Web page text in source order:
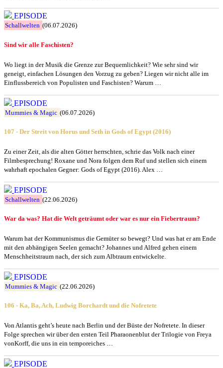
EPISODE
Schallwelten (06.07.2026)
Sind wir alle Faschisten?
Wo liegt in der Musik die Grenze zur Bequemlichkeit? Wie sehr sind wir
geneigt, einfachen Lösungen den Vorzug zu geben? Liegen wir nicht alle im
Einflussbereich von Populisten und Faschisten? Warum …
EPISODE
Mummies & Magic (06.07.2026)
107 - Der Streit von Horus und Seth in Gods of Egypt (2016)
Zu einer Zeit, als die alten Götter herrschten, schrie das Volk nach einer
Filmbesprechung! Roxane und Nora folgen dem Ruf und stellen sich einem
wahrhaft epochalen Gegner: Gods of Egypt (2016). Alex …
EPISODE
Schallwelten (22.06.2026)
War da was? Hat die Welt geträumt oder war es nur ein Fiebertraum?
Warum hat der Kommunismus die Gemüter so bewegt? Und was hat er am Ende
mit den abhängigen Seelen gemacht? Johannes und Alfred gehen einem
Menschheitstraum nach, der sich zum Albtraum entwickelte.
EPISODE
Mummies & Magic (22.06.2026)
106 - Ka, Ba, Ach, Ludwig Borchardt und die Nofretete
Von Atlantis geht’s heute nach Berlin und der Büste der Nofretete. In dieser
Folge sprechen wir über den ersten Teil Pharaonenblut der Trilogie von Freya
vonKorff, die uns in ein temporeiches …
EPISODE